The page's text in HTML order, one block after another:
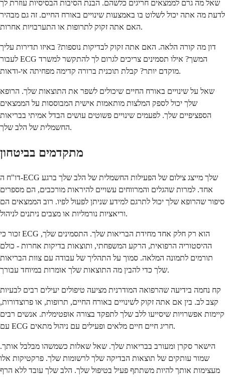
שאל מה גרם לממצאים חריגים כלשהם. הבנת הסיבות הבסיסיות עוזרת לך
לדעת מה אתה יכול לשלוט בו באמצעות שינויים באורח החיים. זה גם מבהיר
האם אתה זקוק לתרופות או התערבויות אחרות.
דון מה קורה הלאה. האם אתה זקוק לבדיקות נוספות? באיזו תדירות עליך
לעבור ECG המשך? אילו תסמינים צריכים לגרום לך להתקשר למשרד
מוקדם יותר? קבלת תוכנית ברורה קדימה מפחיתה אי-ודאות.
שאל על שינויים באורח החיים שיכולים לשפר את התוצאות שלך. הרופא
שלך יכול לספק המלצות מותאמות אישית המבוססות על הממצאים
הספציפיים שלך. לפעמים שינויים פשוטים עושים הבדל אמיתי בבריאות
החשמלית של הלב שלך.
מתקדמים בביטחון
דו"ח ה-ECG שלך מייצג צילום של הפעילות החשמלית של הלב שלך ברגע
אחד. למרות שהגלים והמרווחים עשויים להיראות מורכבים, הם מספרים
סיפור שהרופא שלך יכול לתרגם למידע שניתן לפעול לפיו. רוב הממצאים הם
וריאציות נורמליות או מצבים ניתנים לניהול.
זכור כי ECG הוא רק חלק אחד מחידת הבריאות שלך. התסמינים שלך,
ההיסטוריה הרפואית, הרקע המשפחתי, ותוצאות בדיקות אחרות - כולם
תורמים לתמונה המלאה. סמוך על התהליך של עבודה עם צוות הבריאות
שלך כדי להבין מה התוצאות שלך אומרות במיוחד עבורך.
קח נחמה בידיעה שהרפואה המודרנית מציעה טיפולים יעילים רבים לבעיות
קצב לב. בין אם אתה זקוק לשינויים באורח החיים, תרופות, או פרוצדורות,
קיימות אפשרויות שיסייעו ללב שלך לתפקד בצורה אופטימלית. אנשים רבים
עם ECG חריג חיים חיים מלאים ופעילים עם ניהול מתאים.
הישאר סקרן ומעורב בבריאות שלך. שאל שאלות כשמשהו מבלבל אותך.
שמור עותקים של תוצאות הבדיקה שלך לרשומות שלך. פרקטיקות אלו
מעצימות אותך להיות משתתף פעיל בטיפול שלך. הלב שלך עובד ללא הרף